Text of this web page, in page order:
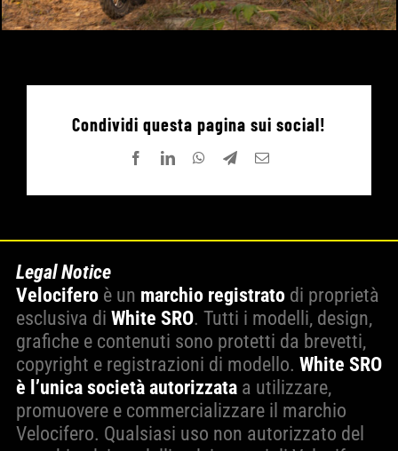
Condividi questa pagina sui social!
FacebookLinkedInWhatsApp
TelegramEmail
Legal Notice
Velocifero è un marchio registrato di proprietà
esclusiva di White SRO. Tutti i modelli, design,
grafiche e contenuti sono protetti da brevetti,
copyright e registrazioni di modello. White SRO
è l’unica società autorizzataa utilizzare,
promuovere e commercializzare il marchio
Velocifero. Qualsiasi uso non autorizzato del